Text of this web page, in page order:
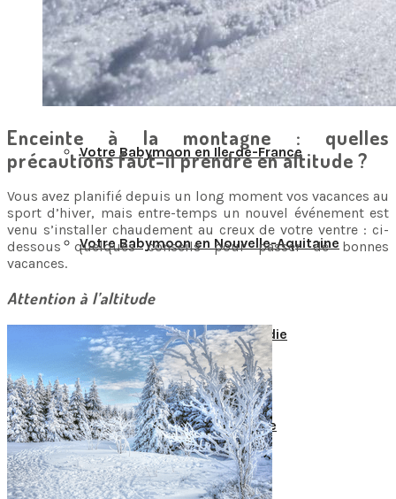
Votre Babymoon en Grand-Est
Votre Babymoon en Ile-de-France
Votre Babymoon en Nouvelle-Aquitaine
Votre Babymoon en Normandie
Votre Babymoon en Occitanie
Enceinte à la montagne : quelles
précautions faut-il prendre en altitude ?
Vous avez planifié depuis un long moment vos vacances au
sport d’hiver, mais entre-temps un nouvel événement est
venu s’installer chaudement au creux de votre ventre : ci-
dessous quelques conseils pour passer de bonnes
vacances.
Attention à l’altitude